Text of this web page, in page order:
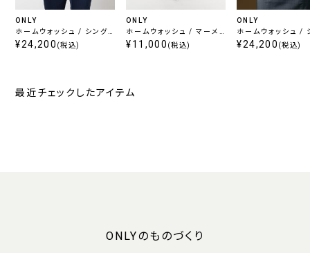
ONLY
ホームウォッシュ / シング
ルジャケット ネイビー 無地
¥24,200 (税込)
ONLY
ホームウォッシュ / マーメ
イドスカート ネイビー 無地
¥11,000 (税込)
ONLY
ホームウォッシュ /
ルジャケット ライト
¥24,200 (税込)
最近チェックしたアイテム
ONLYのものづくり